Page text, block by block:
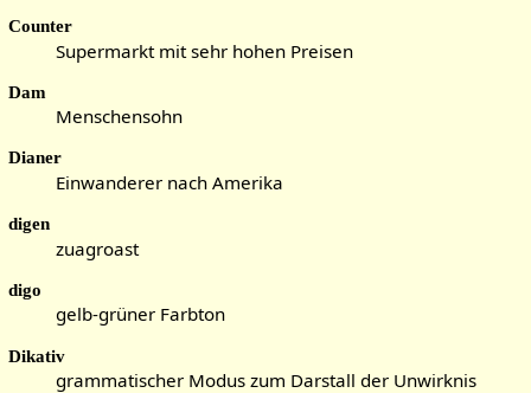
Counter
Supermarkt mit sehr hohen Preisen
Dam
Menschensohn
Dianer
Einwanderer nach Amerika
digen
zuagroast
digo
gelb-grüner Farbton
Dikativ
grammatischer Modus zum Darstall der Unwirknis